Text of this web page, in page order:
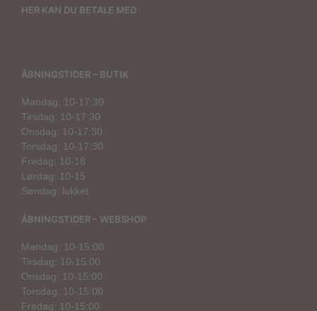
HER KAN DU BETALE MED
ÅBNINGSTIDER – BUTIK
Mandag: 10-17:30
Tirsdag: 10-17:30
Onsdag: 10-17:30
Torsdag: 10-17:30
Fredag: 10-18
Lørdag: 10-15
Søndag: lukket
ÅBNINGSTIDER – WEBSHOP
Mandag: 10-15:00
Tirsdag: 10-15:00
Onsdag: 10-15:00
Torsdag: 10-15:00
Fredag: 10-15:00